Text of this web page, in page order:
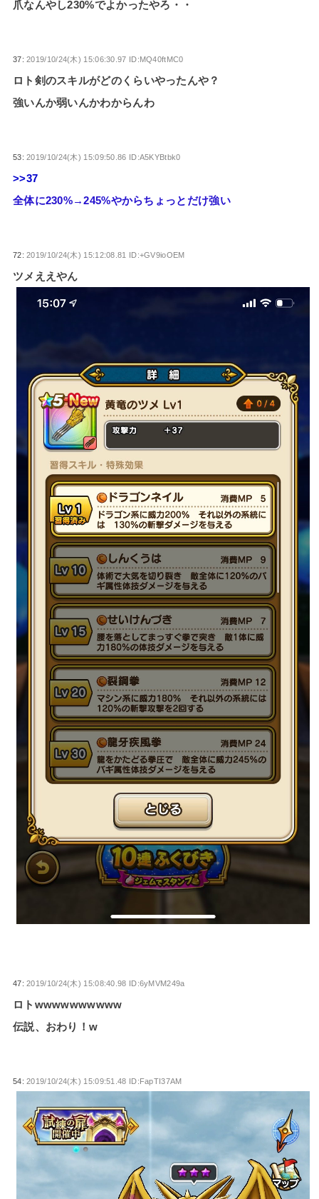
爪なんやし230%でよかったやろ・・
37:2019/10/24(木) 15:06:30.97 ID:MQ40ftMC0
ロト剣のスキルがどのくらいやったんや？
強いんか弱いんかわからんわ
53:2019/10/24(木) 15:09:50.86 ID:A5KYBtbk0
>>37
全体に230%→245%やからちょっとだけ強い
72:2019/10/24(木) 15:12:08.81 ID:+GV9ioOEM
ツメええやん
47:2019/10/24(木) 15:08:40.98 ID:6yMVM249a
ロトwwwwwwwwww
伝説、おわり！w
54:2019/10/24(木) 15:09:51.48 ID:FapTI37AM